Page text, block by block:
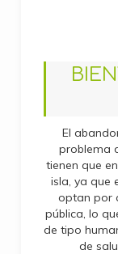
El
problema
tienen que
isla, ya que
optan por
pública, lo
de tipo
de